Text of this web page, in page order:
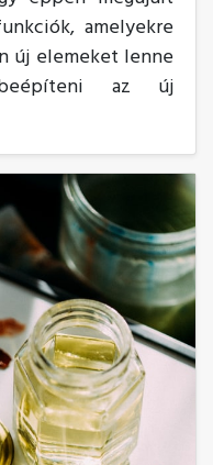
amelyekre
új elemeket lenne
beépíteni az új